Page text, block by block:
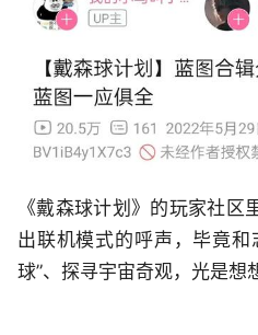
《戴森球计划》的玩家社
出联机模式的呼声，毕竟和
球”、探寻宇宙奇观，光是想